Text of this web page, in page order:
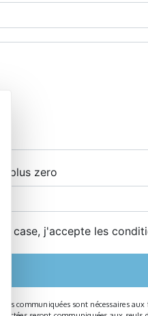
plus zero
case, j'accepte les
communiquées sont nécessaires